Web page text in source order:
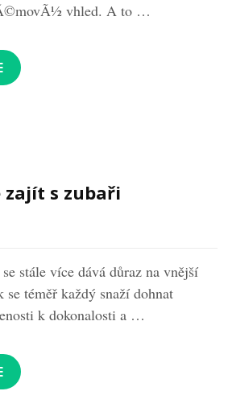
vhled. A to …
zajít s zubaři
stále více dává důraz na vnější
se téměř každý snaží dohnat
k dokonalosti a …